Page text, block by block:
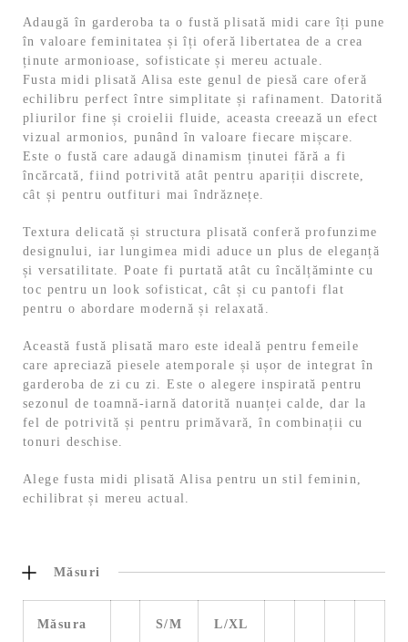
Adaugă în garderoba ta o fustă plisată midi care îți pune
în valoare feminitatea și îți oferă libertatea de a crea
ținute armonioase, sofisticate și mereu actuale.
Fusta midi plisată Alisa este genul de piesă care oferă
echilibru perfect între simplitate și rafinament. Datorită
pliurilor fine și croielii fluide, aceasta creează un efect
vizual armonios, punând în valoare fiecare mișcare.
Este o fustă care adaugă dinamism ținutei fără a fi
încărcată, fiind potrivită atât pentru apariții discrete,
cât și pentru outfituri mai îndrăznețe.
Textura delicată și structura plisată conferă profunzime
designului, iar lungimea midi aduce un plus de eleganță
și versatilitate. Poate fi purtată atât cu încălțăminte cu
toc pentru un look sofisticat, cât și cu pantofi flat
pentru o abordare modernă și relaxată.
Această fustă plisată maro este ideală pentru femeile
care apreciază piesele atemporale și ușor de integrat în
garderoba de zi cu zi. Este o alegere inspirată pentru
sezonul de toamnă-iarnă datorită nuanței calde, dar la
fel de potrivită și pentru primăvară, în combinații cu
tonuri deschise.
Alege fusta midi plisată Alisa pentru un stil feminin,
echilibrat și mereu actual.
Măsuri
Măsura S/M L/XL